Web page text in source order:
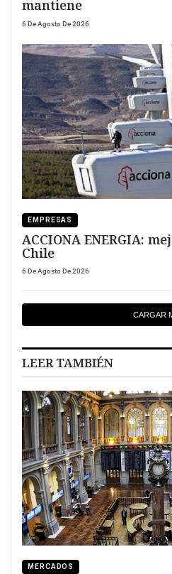
mantiene
6 De Agosto De 2026
EMPRESAS
ACCIONA ENERGIA:
Chile
6 De Agosto De 2026
CARGAR
LEER TAMBIÉN
MERCADOS